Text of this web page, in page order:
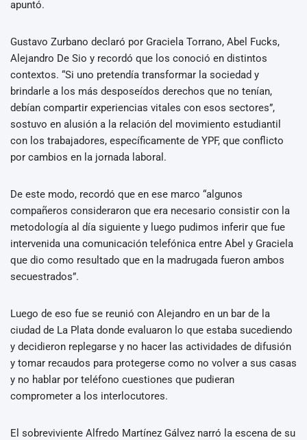
apuntó.
Gustavo Zurbano declaró por Graciela Torrano, Abel Fucks,
Alejandro De Sio y recordó que los conoció en distintos
contextos. “Si uno pretendía transformar la sociedad y
brindarle a los más desposeídos derechos que no tenían,
debían compartir experiencias vitales con esos sectores”,
sostuvo en alusión a la relación del movimiento estudiantil
con los trabajadores, específicamente de YPF, que conflicto
por cambios en la jornada laboral.
De este modo, recordó que en ese marco “algunos
compañeros consideraron que era necesario consistir con la
metodología al día siguiente y luego pudimos inferir que fue
intervenida una comunicación telefónica entre Abel y Graciela
que dio como resultado que en la madrugada fueron ambos
secuestrados”.
Luego de eso fue se reunió con Alejandro en un bar de la
ciudad de La Plata donde evaluaron lo que estaba sucediendo
y decidieron replegarse y no hacer las actividades de difusión
y tomar recaudos para protegerse como no volver a sus casas
y no hablar por teléfono cuestiones que pudieran
comprometer a los interlocutores.
El sobreviviente Alfredo Martínez Gálvez narró la escena de su